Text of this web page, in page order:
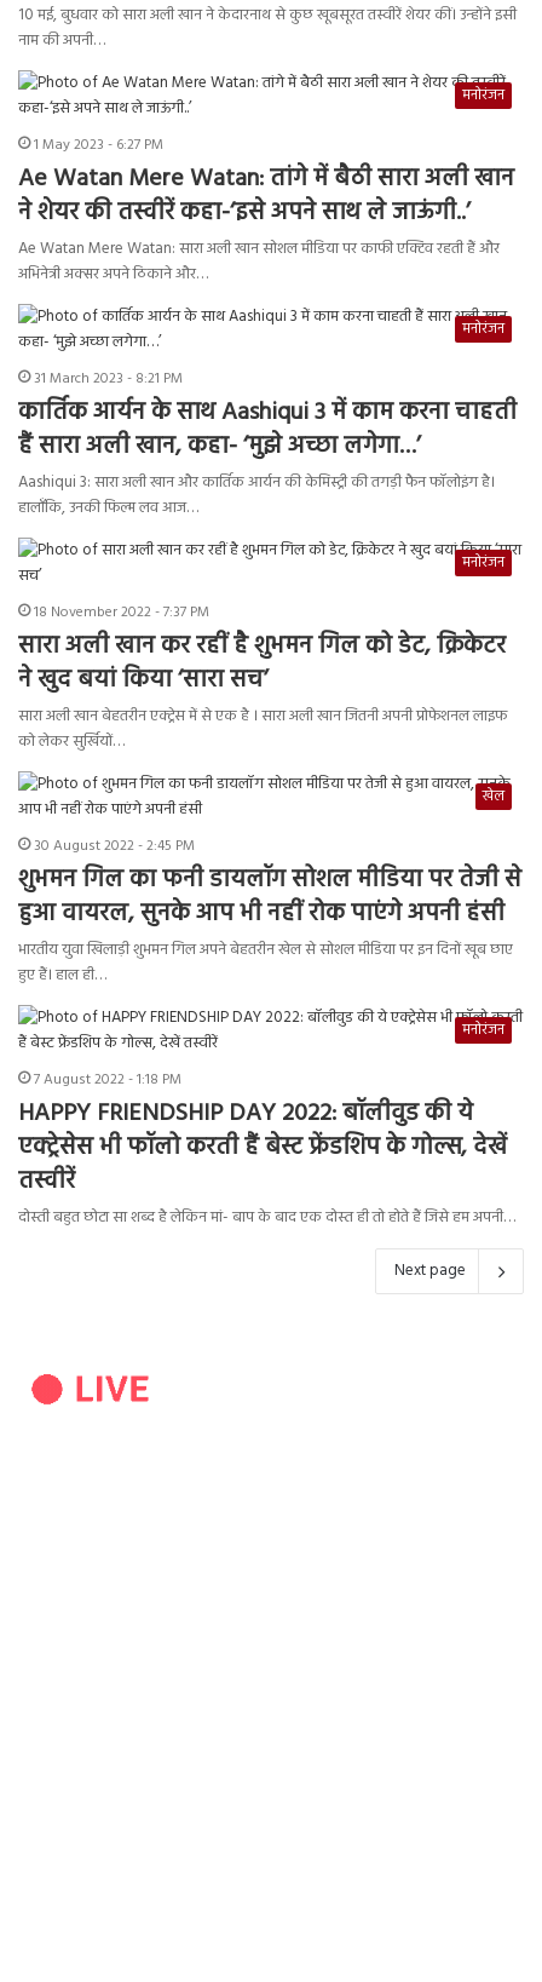
10 मई, बुधवार को सारा अली खान ने केदारनाथ से कुछ खूबसूरत तस्वीरें शेयर कीं। उन्होंने इसी
नाम की अपनी…
मनोरंजन
1 May 2023 - 6:27 PM
Ae Watan Mere Watan: तांगे में बैठी सारा अली खान
ने शेयर की तस्वीरें कहा-‘इसे अपने साथ ले जाऊंगी..’
Ae Watan Mere Watan: सारा अली खान सोशल मीडिया पर काफी एक्टिव रहती हैं और
अभिनेत्री अक्सर अपने ठिकाने और…
मनोरंजन
31 March 2023 - 8:21 PM
कार्तिक आर्यन के साथ Aashiqui 3 में काम करना चाहती
हैं सारा अली खान, कहा- ‘मुझे अच्छा लगेगा…’
Aashiqui 3: सारा अली खान और कार्तिक आर्यन की केमिस्ट्री की तगड़ी फैन फॉलोइंग है।
हालाँकि, उनकी फिल्म लव आज…
मनोरंजन
18 November 2022 - 7:37 PM
सारा अली खान कर रहीं है शुभमन गिल को डेट, क्रिकेटर
ने खुद बयां किया ‘सारा सच’
सारा अली खान बेहतरीन एक्ट्रेस में से एक है । सारा अली खान जितनी अपनी प्रोफेशनल लाइफ
को लेकर सुर्खियों…
खेल
30 August 2022 - 2:45 PM
शुभमन गिल का फनी डायलॉग सोशल मीडिया पर तेजी से
हुआ वायरल, सुनके आप भी नहीं रोक पाएंगे अपनी हंसी
भारतीय युवा खिलाड़ी शुभमन गिल अपने बेहतरीन खेल से सोशल मीडिया पर इन दिनों खूब छाए
हुए हैं। हाल ही…
मनोरंजन
7 August 2022 - 1:18 PM
HAPPY FRIENDSHIP DAY 2022: बॉलीवुड की ये
एक्ट्रेसेस भी फॉलो करती हैं बेस्ट फ्रेंडशिप के गोल्स, देखें
तस्वीरें
दोस्ती बहुत छोटा सा शब्द है लेकिन मां- बाप के बाद एक दोस्त ही तो होते हैं जिसे हम अपनी…
Next page